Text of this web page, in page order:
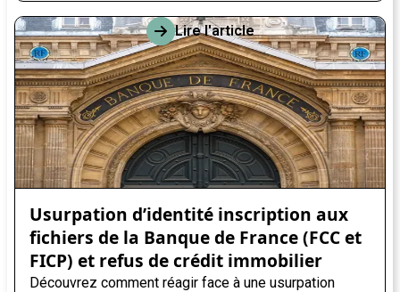
Usurpation d’identité inscription aux
fichiers de la Banque de France (FCC et
FICP) et refus de crédit immobilier
Découvrez comment réagir face à une usurpation
Lire l'article